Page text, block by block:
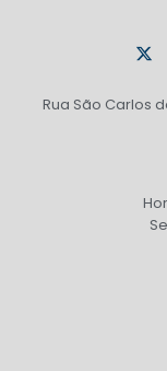
Rua São Carlos